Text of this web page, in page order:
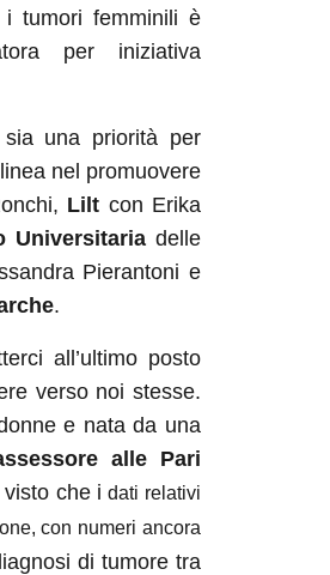
i tumori femminili è
per iniziativa
sia una priorità per
nel promuovere
Lilt con Erika
Universitariadelle
Pierantoni e
.
all’ultimo posto
verso noi stesse.
e nata da una
alle Pari
che i dati relativi
con numeri ancora
di tumore tra